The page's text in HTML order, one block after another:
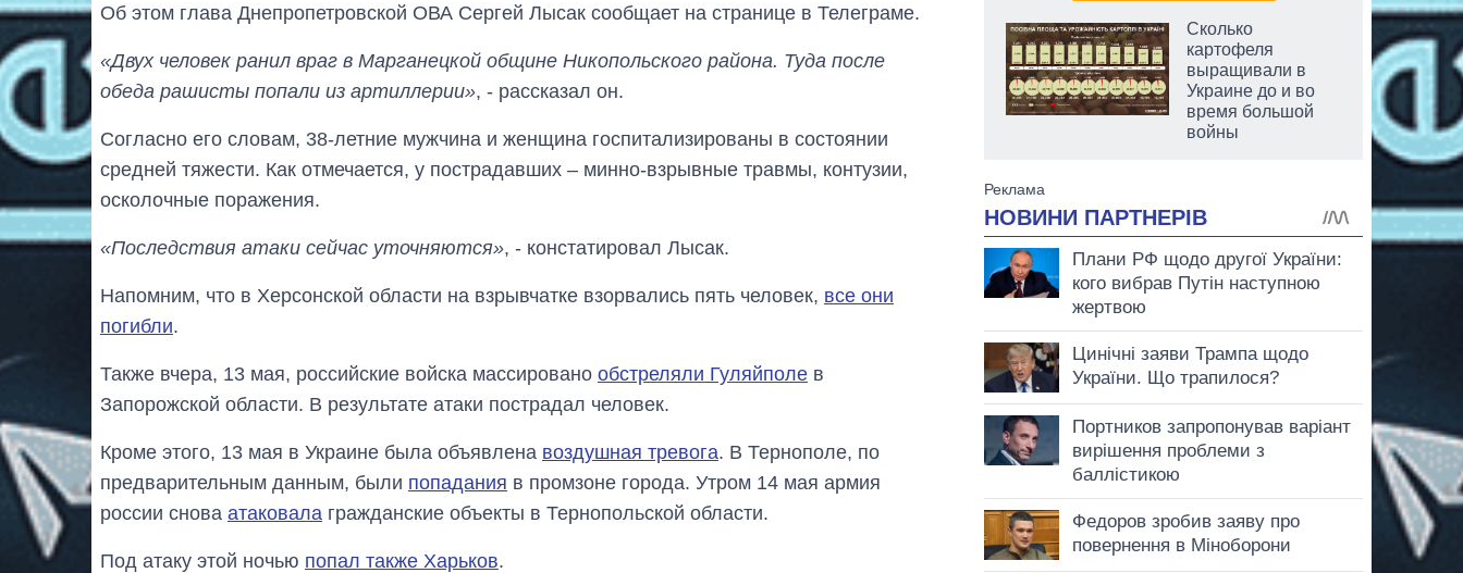
Об этом глава Днепропетровской ОВА Сергей Лысак сообщает на странице в Телеграме.
«Двух человек ранил враг в Марганецкой общине Никопольского района. Туда после
обеда рашисты попали из артиллерии», - рассказал он.
Согласно его словам, 38-летние мужчина и женщина госпитализированы в состоянии
средней тяжести. Как отмечается, у пострадавших – минно-взрывные травмы, контузии,
осколочные поражения.
«Последствия атаки сейчас уточняются», - констатировал Лысак.
Напомним, что в Херсонской области на взрывчатке взорвались пять человек, все они
погибли.
Также вчера, 13 мая, российские войска массировано обстреляли Гуляйполе в
Запорожской области. В результате атаки пострадал человек.
Кроме этого, 13 мая в Украине была объявлена воздушная тревога. В Тернополе, по
предварительным данным, были попадания в промзоне города. Утром 14 мая армия
россии снова атаковала гражданские объекты в Тернопольской области.
Под атаку этой ночью попал также Харьков.
Экономика ИИ-
гигантов: сколько
стоят и
Сколько
картофеля
выращивали в
Украине до и во
время большой
войны